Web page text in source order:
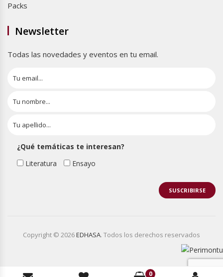
Packs
Newsletter
Todas las novedades y eventos en tu email.
¿Qué temáticas te interesan?
Literatura
Ensayo
Copyright © 2026EDHASA. Todos los derechos reservados
0